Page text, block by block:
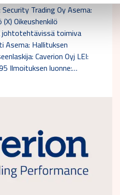
Trading Oy Asema:
Oikeushenkilö
johtotehtävissä toimiva
Asema: Hallituksen
Caverion Oyj LEI:
Ilmoituksen luonne:…